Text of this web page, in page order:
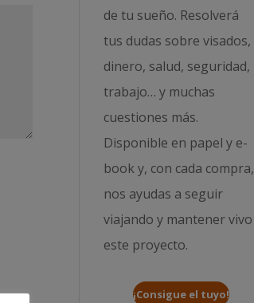
de tu sueño. Resolverá
tus dudas sobre visados,
dinero, salud, seguridad,
trabajo… y muchas
cuestiones más.
Disponible en papel y e-
book y, con cada compra,
nos ayudas a seguir
viajando y mantener vivo
este proyecto.
¡Consigue el tuyo!